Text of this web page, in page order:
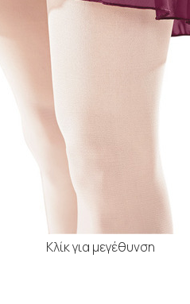
Κλίκ για μεγέθυνση